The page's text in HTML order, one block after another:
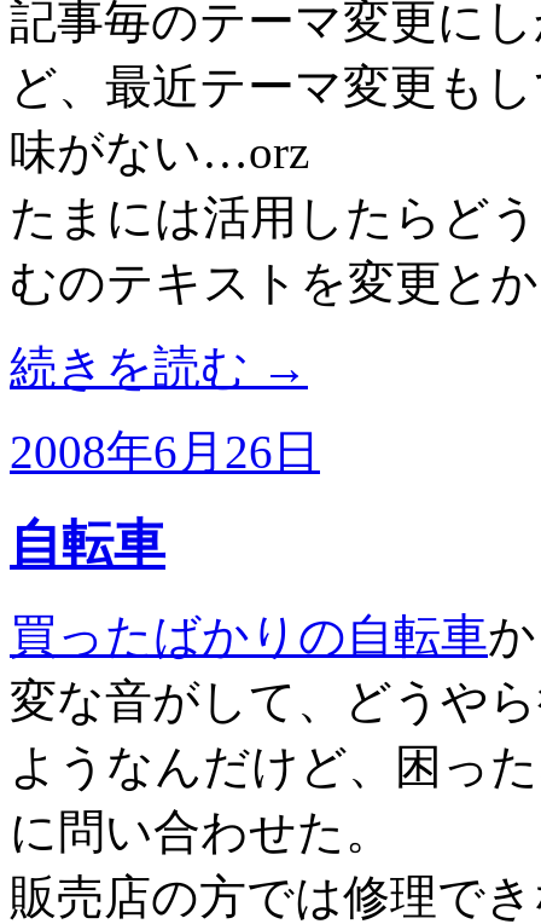
記事毎のテーマ変更に
ど、最近テーマ変更も
味がない…orz
たまには活用したらど
むのテキストを変更と
続きを読む →
2008年6月26日
自転車
買ったばかりの自転車
変な音がして、どうや
ようなんだけど、困っ
に問い合わせた。
販売店の方では修理で